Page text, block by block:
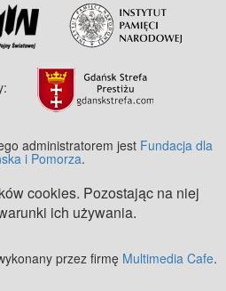
administratorem jest Fundacja dla
i Pomorza.
cookies. Pozostając na niej
ich używania.
przez firmę Multimedia Cafe.